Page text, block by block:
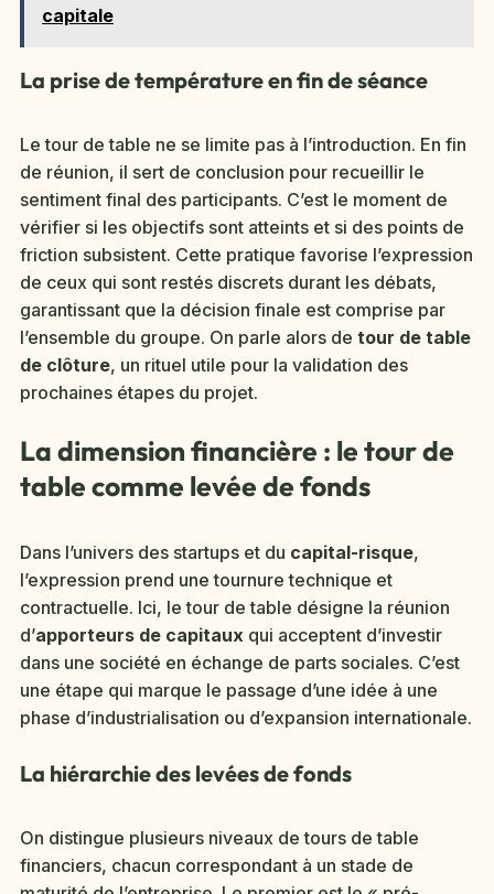
capitale
La prise de température en fin de séance
Le tour de table ne se limite pas à l’introduction. En fin
de réunion, il sert de conclusion pour recueillir le
sentiment final des participants. C’est le moment de
vérifier si les objectifs sont atteints et si des points de
friction subsistent. Cette pratique favorise l’expression
de ceux qui sont restés discrets durant les débats,
garantissant que la décision finale est comprise par
l’ensemble du groupe. On parle alors de tour de table
de clôture, un rituel utile pour la validation des
prochaines étapes du projet.
La dimension financière : le tour de
table comme levée de fonds
Dans l’univers des startups et du capital-risque,
l’expression prend une tournure technique et
contractuelle. Ici, le tour de table désigne la réunion
d’apporteurs de capitaux qui acceptent d’investir
dans une société en échange de parts sociales. C’est
une étape qui marque le passage d’une idée à une
phase d’industrialisation ou d’expansion internationale.
La hiérarchie des levées de fonds
On distingue plusieurs niveaux de tours de table
financiers, chacun correspondant à un stade de